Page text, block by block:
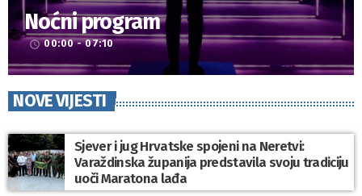
Noćni program
access_time 00:00 - 07:10
NOVE VIJESTI
Sjever i jug Hrvatske spojeni na Neretvi:
Varaždinska županija predstavila svoju tradiciju
uoči Maratona lađa